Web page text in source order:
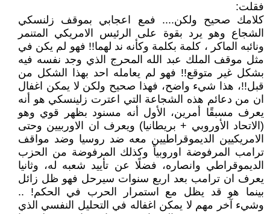
فقلت:
كلامك صحيح ولكن.... فمع اعجابي بموقف زلنسكي
الشجاع وهو يرد بقوة على الرئيس الامريكي المتنمر
ونائبه الماكر ، كلمة بكلمة وكأنه ند لهما!! فهو لم يكن في
مثل موقف الملك عبد الله المحرج الذي وجد نفسه فيه
بشكل غير متوقع!! فهو لم يعامله احد بهذا الشكل من
قبل!!، هذا شيء واضح، فهذا صحيح ولكن لا يمكن اغفال
ان من دعائم هذه الشجاعة التي اعترت زلينسكي هو أنه
يعرف مسبقًا أمرين، الأول أنه مسنود بظهر قوي وهو
(الاتحاد الأوروبي + بريطانيا) ويعرف ان الاوربيين وحتى
الامريكيين الديموقراطيين معه ضد روسيا وضد مواقف
ترامب المرفوضة اوروبياً وكذلك المرفوضة من الحزب
الديموقراطي وانصاره، فضلًا عن تأييد شعبه له، وثانيا
يعرف ان ترامب بعد اربع سنوات سيرحل فهو ظل زائل
بينما هو قد يظل مع استمرار الحرب في الحكم! ..
وشيء آخر مهم لا يمكن اغفاله في التحليل النفسي الذي